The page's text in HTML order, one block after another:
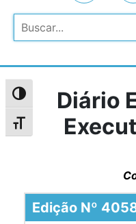
Alternar alto contraste
Alternar tamanho da
Pesquisar
Diário
Edição Nº